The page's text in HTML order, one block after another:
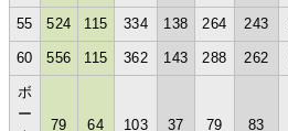
55 524 115 334 138 264 243
60 556 115 362 143 288 262
ボ
ー
79 64 103 37 79 83